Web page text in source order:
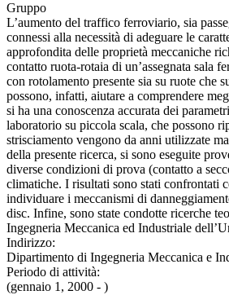
Gruppo
L’aumento del traffico ferroviario, sia
connessi alla necessità di adeguare le
approfondita delle proprietà meccaniche
contatto ruota-rotaia di un’assegnata sala
con rotolamento presente sia su ruote che
possono, infatti, aiutare a comprendere
si ha una conoscenza accurata dei
laboratorio su piccola scala, che possono
strisciamento vengono da anni utilizzate
della presente ricerca, si sono eseguite
diverse condizioni di prova (contatto a
climatiche. I risultati sono stati confrontati
individuare i meccanismi di
disc. Infine, sono state condotte ricerche
Ingegneria Meccanica ed Industriale
Indirizzo:
Dipartimento di Ingegneria Meccanica e
Periodo di attività:
(gennaio 1, 2000 - )